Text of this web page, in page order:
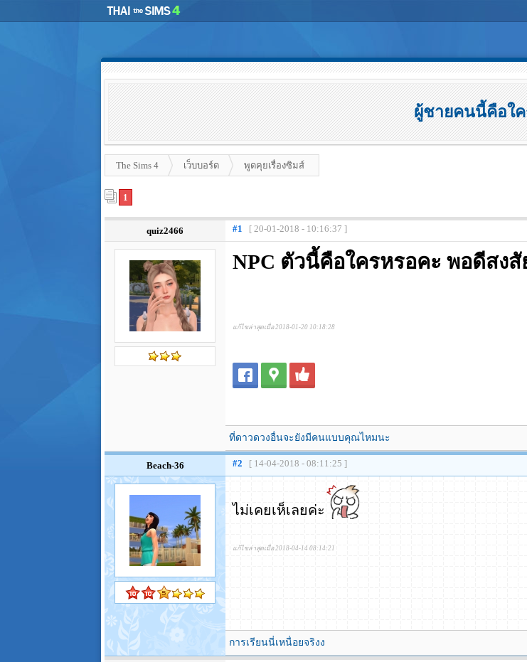
ผู้ชายคนนี้คือใค
The Sims 4 เว็บบอร์ด พูดคุยเรื่องซิมส์
1
quiz2466 #1 [ 20-01-2018 - 10:16:37 ]
NPC ตัวนี้คือใครหรอคะ พอดีสงสั
แก้ไขล่าสุดเมื่อ 2018-01-20 10:18:28
ที่ดาวดวงอื่นจะยังมีคนแบบคุณไหมนะ
Beach-36 #2 [ 14-04-2018 - 08:11:25 ]
ไม่เคยเห็เลยค่ะ
แก้ไขล่าสุดเมื่อ 2018-04-14 08:14:21
การเรียนนี่เหนื่อยจริงง